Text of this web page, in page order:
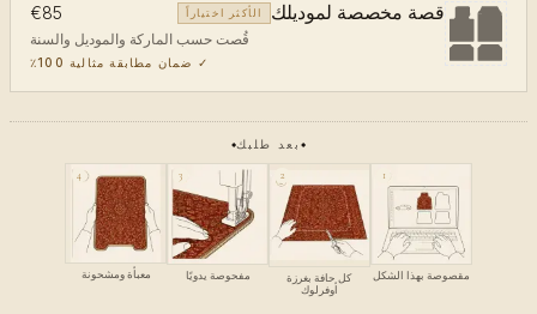
قصة مخصصة لموديلك الأكثر اختياراً €85
قُصت حسب الماركة والموديل والسنة
✓ ضمان مطابقة مثالية 100٪
بعد طلبك
1
مقصوصة بهذا الشكل
2
كل حافة بغرزة
أوفرلوك
3
مفحوصة يدويًا
4
معبأة ومشحونة